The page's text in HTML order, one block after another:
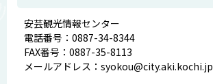
安芸観光情報センター
電話番号：0887-34-8344
FAX番号：0887-35-8113
メールアドレス：syokou@city.aki.kochi.jp